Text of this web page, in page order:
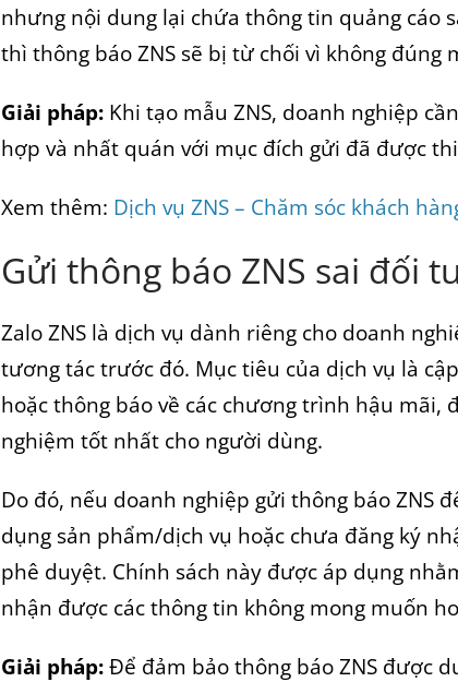
nhưng nội dung lại chứa thông tin quảng cáo
thì thông báo ZNS sẽ bị từ chối vì không đúng
Giải pháp:Khi tạo mẫu ZNS, doanh nghiệp
hợp và nhất quán với mục đích gửi đã được
Xem thêm: Dịch vụ ZNS – Chăm sóc khách
Gửi thông báo ZNS sai đối
Zalo ZNS là dịch vụ dành riêng cho doanh
tương tác trước đó. Mục tiêu của dịch vụ là
hoặc thông báo về các chương trình hậu
nghiệm tốt nhất cho người dùng.
Do đó, nếu doanh nghiệp gửi thông báo ZNS
dụng sản phẩm/dịch vụ hoặc chưa đăng ký
phê duyệt. Chính sách này được áp dụng
nhận được các thông tin không mong muốn
Giải pháp:Để đảm bảo thông báo ZNS được